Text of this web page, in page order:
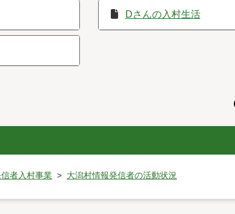
Dさんの入村生活
者入村事業 大潟村情報発信者の活動状況